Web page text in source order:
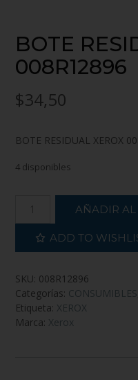
BOTE
008R12896
$34,50
BOTE RESIDUAL XEROX
4 disponibles
AÑADIR AL
ADD TO
SKU: 008R12896
Categorías: CONSUMIBLES
Etiqueta: XEROX
Marca: Xerox